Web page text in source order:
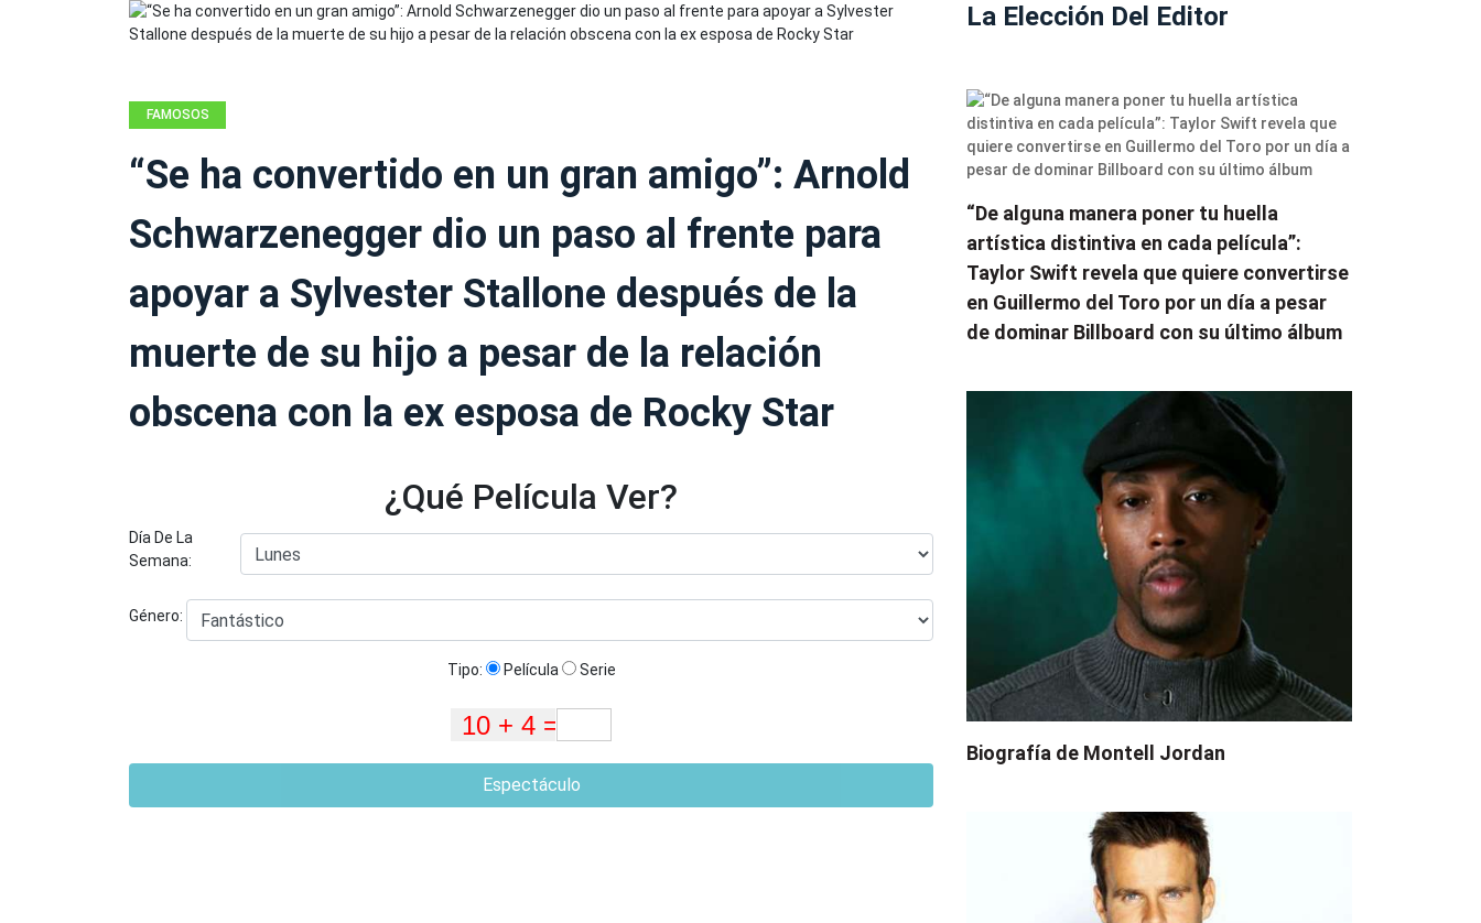
FAMOSOS
“Se ha convertido en un gran amigo”: Arnold
Schwarzenegger dio un paso al frente para
apoyar a Sylvester Stallone después de la
muerte de su hijo a pesar de la relación
obscena con la ex esposa de Rocky Star
¿Qué Película Ver?
Día De La
Semana:
Género:
Tipo: Película Serie
Espectáculo
La Elección Del Editor
“De alguna manera poner tu huella
artística distintiva en cada película”:
Taylor Swift revela que quiere convertirse
en Guillermo del Toro por un día a pesar
de dominar Billboard con su último álbum
Biografía de Montell Jordan